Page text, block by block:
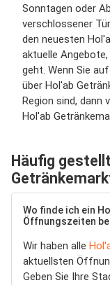
Sonntagen oder
verschlossener
den neuesten
aktuelle
geht. Wenn Sie
über Hol'ab
Region sind, dann
Hol'ab
Häufig
Wo finde ich ein
Öffnungszeiten
Wir haben alle
aktuellsten
Geben Sie Ihre